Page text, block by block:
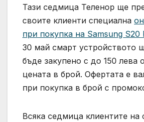
Тази седмица Теленор ще
своите клиенти специална
при покупка на Samsung S20
30 май смарт устройството
бъде закупено с до 150 лева
цената в брой. Офертата е
при покупка в брой с
Всяка седмица клиентите на